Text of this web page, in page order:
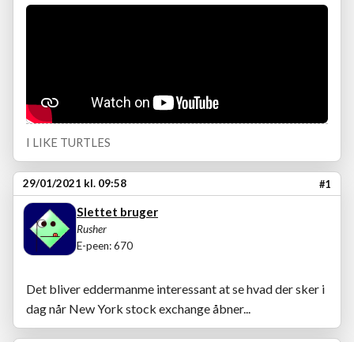
I LIKE TURTLES
29/01/2021 kl. 09:58 #1
Slettet bruger
Rusher
E-peen: 670
Det bliver eddermanme interessant at se hvad der sker i
dag når New York stock exchange åbner...